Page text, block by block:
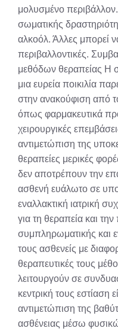
μολυσμένο
σωματικής
αλκοόλ. Άλλες μπορεί
περιβαλλοντικές.
μεθόδων θεραπείας Η
μια ευρεία ποικιλία
στην ανακούφιση από
όπως φαρμακευτικά
χειρουργικές
αντιμετώπιση της
θεραπείες μερικές
δεν αποτρέπουν την
ασθενή ευάλωτο σε
εναλλακτική ιατρική
για τη θεραπεία και
συμπληρωματικής και
τους ασθενείς με
θεραπευτικές τους
λειτουργούν σε
κεντρική τους εστίαση
αντιμετώπιση της
ασθένειας μέσω